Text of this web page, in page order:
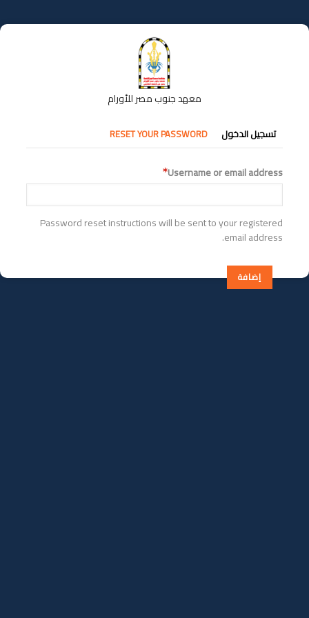
إلى
المحتوى
معهد جنوب مصر للأورام
التبويبات
الأساسية
تسجيل الدخول RESET YOUR PASSWORD
Username or email address
Password reset instructions will be sent to your registered
email address.